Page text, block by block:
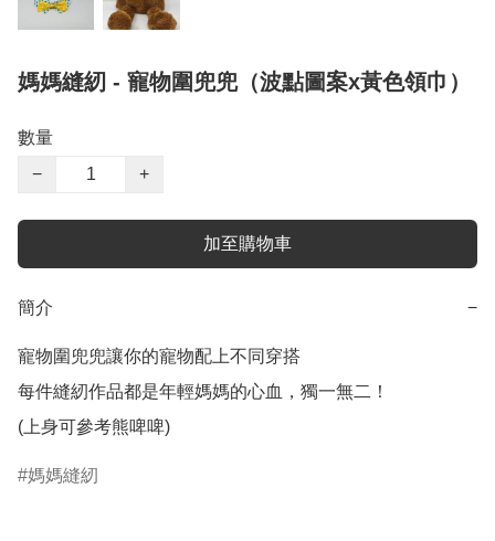
媽媽縫紉 - 寵物圍兜兜（波點圖案x黃色領巾）
數量
−
+
加至購物車
簡介 −
寵物圍兜兜讓你的寵物配上不同穿搭
每件縫紉作品都是年輕媽媽的心血，獨一無二！
(上身可參考熊啤啤)
媽媽縫紉